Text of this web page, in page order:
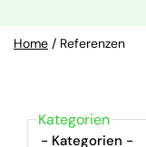
Home / Referenzen
Kategorien